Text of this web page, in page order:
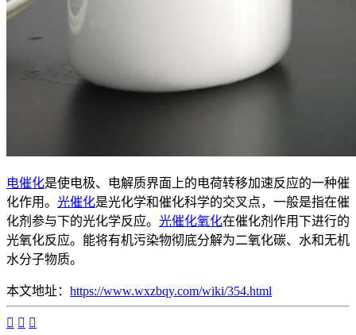
电催化是使电极、电解质界面上的电荷转移加速反应的一种催
化作用。 光催化是光化学和催化科学的交叉点，一般是指在催
化剂参与下的光化学反应。 光催化氧化在催化剂作用下进行的
光氧化反应。能将有机污染物彻底分解为二氧化碳、水和无机
水分子物质。
本文地址： https://www.wxzbqy.com/wiki/354.html
  